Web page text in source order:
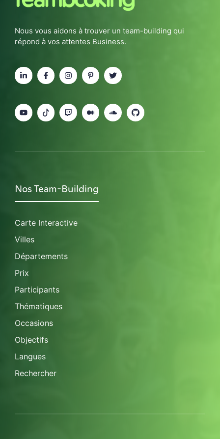
Nous vous aidons à trouver un team-building qui
répond à vos attentes Business.
Nos Team-Building
Carte Interactive
Villes
Départements
Prix
Participants
Thématiques
Occasions
Objectifs
Langues
Rechercher